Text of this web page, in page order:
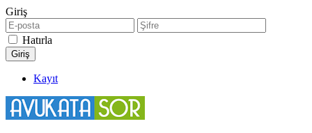
Giriş
Hatırla
Kayıt